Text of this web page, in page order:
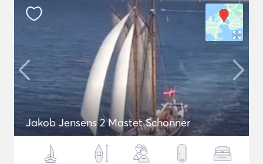
Jakob Jensens 2 Mastet Schonner